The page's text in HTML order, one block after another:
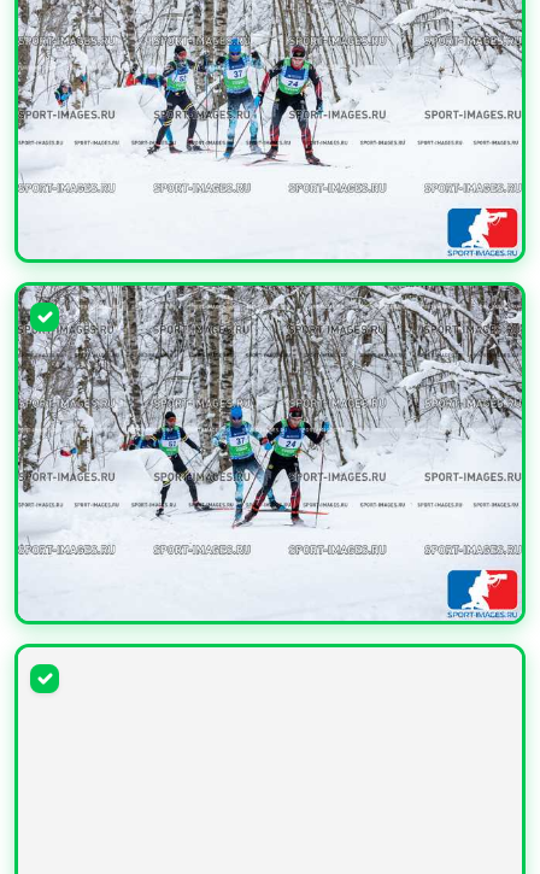
УВЕЛИЧИТЬ
УВЕЛИЧИТЬ